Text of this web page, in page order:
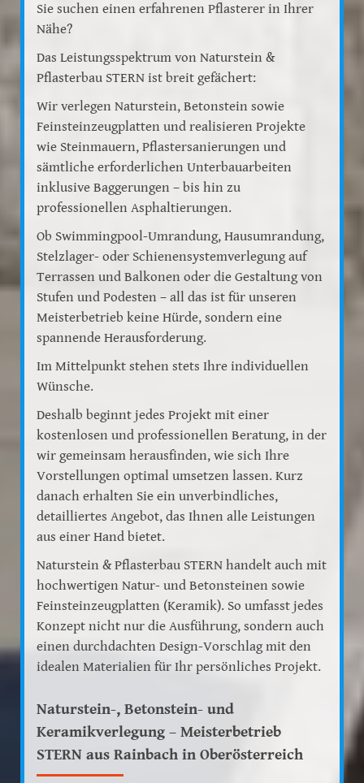
Sie suchen einen erfahrenen Pflasterer in Ihrer
Nähe?
Das Leistungsspektrum von Naturstein &
Pflasterbau STERN ist breit gefächert:
Wir verlegen Naturstein, Betonstein sowie
Feinsteinzeugplatten und realisieren Projekte
wie Steinmauern, Pflastersanierungen und
sämtliche erforderlichen Unterbauarbeiten
inklusive Baggerungen – bis hin zu
professionellen Asphaltierungen.
Ob Swimmingpool-Umrandung, Hausumrandung,
Stelzlager- oder Schienensystemverlegung auf
Terrassen und Balkonen oder die Gestaltung von
Stufen und Podesten – all das ist für unseren
Meisterbetrieb keine Hürde, sondern eine
spannende Herausforderung.
Im Mittelpunkt stehen stets Ihre individuellen
Wünsche.
Deshalb beginnt jedes Projekt mit einer
kostenlosen und professionellen Beratung, in der
wir gemeinsam herausfinden, wie sich Ihre
Vorstellungen optimal umsetzen lassen. Kurz
danach erhalten Sie ein unverbindliches,
detailliertes Angebot, das Ihnen alle Leistungen
aus einer Hand bietet.
Naturstein & Pflasterbau STERN handelt auch mit
hochwertigen Natur- und Betonsteinen sowie
Feinsteinzeugplatten (Keramik). So umfasst jedes
Konzept nicht nur die Ausführung, sondern auch
einen durchdachten Design-Vorschlag mit den
idealen Materialien für Ihr persönliches Projekt.
Naturstein-, Betonstein- und
Keramikverlegung – Meisterbetrieb
STERN aus Rainbach in Oberösterreich